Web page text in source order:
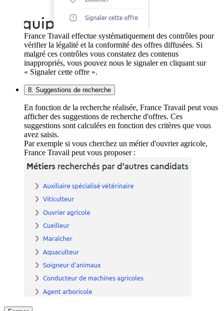
France Travail effectue systématiquement des contrôles pour
vérifier la légalité et la conformité des offres diffusées. Si
malgré ces contrôles vous constatez des contenus
inappropriés, vous pouvez nous le signaler en cliquant sur
« Signaler cette offre ».
8. Suggestions de recherche
En fonction de la recherche réalisée, France Travail peut vous
afficher des suggestions de recherche d'offres. Ces
suggestions sont calculées en fonction des critères que vous
avez saisis.
Par exemple si vous cherchez un métier d'ouvrier agricole,
France Travail peut vous proposer :